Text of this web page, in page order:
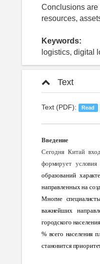
Conclusions are
resources,
Keywords:
logistics, digital
Text
Text (PDF): Read
Введение
Сегодня Китай
формирует
образований
направленных на
Многие
важнейших
городского
% всего населения
становится